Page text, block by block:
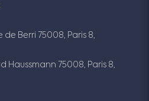
de Berri 75008, Paris 8,
Haussmann 75008, Paris 8,